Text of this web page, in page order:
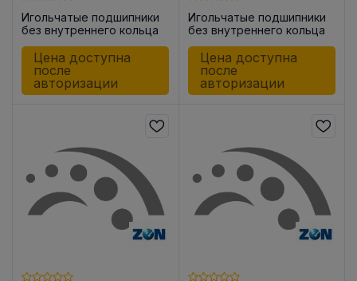
Игольчатые подшипники
без внутреннего кольца
HK1012
Цена доступна
после
авторизации
Игольчатые подшипники
без внутреннего кольца
HK1210 -2RS
Цена доступна
после
авторизации